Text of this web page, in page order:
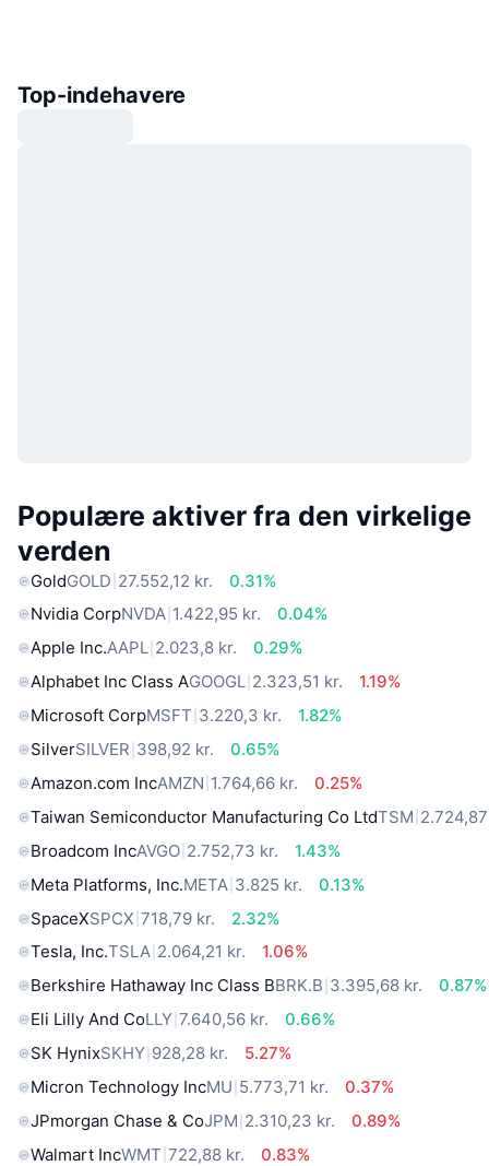
Top-indehavere
Populære aktiver fra den virkelige
verden
GoldGOLD 27.552,12 kr.
0.31%
Nvidia CorpNVDA 1.422,95 kr.
0.04%
Apple Inc.AAPL 2.023,8 kr.
0.29%
Alphabet Inc Class AGOOGL 2.323,51 kr.
1.19%
Microsoft CorpMSFT 3.220,3 kr.
1.82%
SilverSILVER 398,92 kr.
0.65%
Amazon.com IncAMZN 1.764,66 kr.
0.25%
Taiwan Semiconductor Manufacturing Co LtdTSM
Broadcom IncAVGO 2.752,73 kr.
1.43%
Meta Platforms, Inc.META 3.825 kr.
0.13%
SpaceXSPCX 718,79 kr.
2.32%
Tesla, Inc.TSLA 2.064,21 kr.
1.06%
Berkshire Hathaway Inc Class BBRK.B 3.395,68 kr.
0.87%
Eli Lilly And CoLLY 7.640,56 kr.
0.66%
SK HynixSKHY 928,28 kr.
5.27%
Micron Technology IncMU 5.773,71 kr.
0.37%
JPmorgan Chase & CoJPM 2.310,23 kr.
0.89%
Walmart IncWMT 722,88 kr. 0.83%